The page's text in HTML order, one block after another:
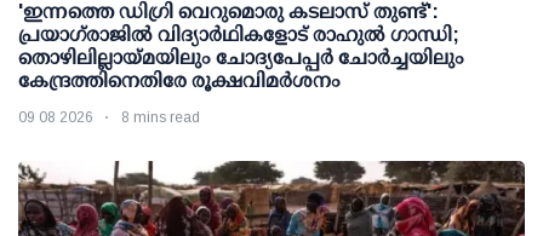
'ഇന്നത്തെ ഡിഗ്രി വെറുമൊരു കടലാസ് തുണ്ട്':
പ്രയാഗ്‌രാജില്‍ വിദ്യാര്‍ഥികളോട് രാഹുല്‍ ഗാന്ധി;
തൊഴിലില്ലായ്മയിലും ചോദ്യപേപ്പര്‍ ചോര്‍ച്ചയിലും
കേന്ദ്രത്തിനെതിരേ രൂക്ഷവിമര്‍ശനം
09 08 2026 8 mins read